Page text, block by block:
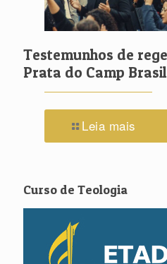
Testemunhos de
Prata do Camp Brasil
Leia mais
Curso de Teologia